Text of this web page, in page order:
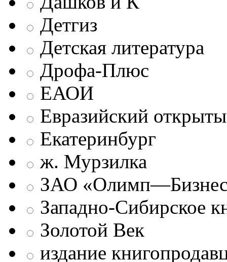
Детгиз
Детская литература
Дрофа-Плюс
ЕАОИ
Евразийский
Екатеринбург
ж. Мурзилка
ЗАО
Западно-Сибирское
Золотой Век
издание